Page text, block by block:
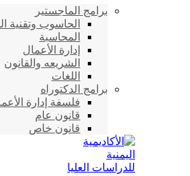
برامج الماجستير
الحاسوب وتقنية
المحاسبة
إدارة الأعمال
الشريعه والقانون
اللغات
برامج الدكتوراه
فلسفة إدارة
قانون عام
قانون خاص